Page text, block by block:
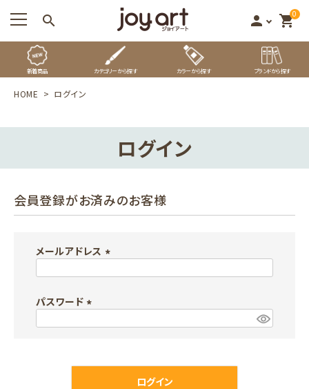
search person 0
shopping_cart
新着商品 カテゴリーから探す カラーから探す ブランドから探す
HOME ログイン
ログイン
会員登録がお済みのお客様
メールアドレス
パスワード
)
ログイン